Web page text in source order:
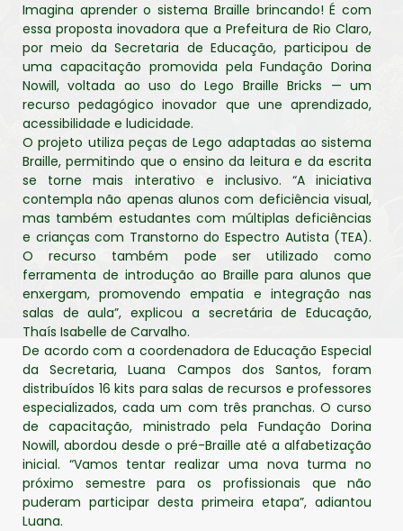
Imagina aprender o sistema Braille brincando! É com
essa proposta inovadora que a Prefeitura de Rio Claro,
por meio da Secretaria de Educação, participou de
uma capacitação promovida pela Fundação Dorina
Nowill, voltada ao uso do Lego Braille Bricks — um
recurso pedagógico inovador que une aprendizado,
acessibilidade e ludicidade.
O projeto utiliza peças de Lego adaptadas ao sistema
Braille, permitindo que o ensino da leitura e da escrita
se torne mais interativo e inclusivo. “A iniciativa
contempla não apenas alunos com deficiência visual,
mas também estudantes com múltiplas deficiências
e crianças com Transtorno do Espectro Autista (TEA).
O recurso também pode ser utilizado como
ferramenta de introdução ao Braille para alunos que
enxergam, promovendo empatia e integração nas
salas de aula”, explicou a secretária de Educação,
Thaís Isabelle de Carvalho.
De acordo com a coordenadora de Educação Especial
da Secretaria, Luana Campos dos Santos, foram
distribuídos 16 kits para salas de recursos e professores
especializados, cada um com três pranchas. O curso
de capacitação, ministrado pela Fundação Dorina
Nowill, abordou desde o pré-Braille até a alfabetização
inicial. “Vamos tentar realizar uma nova turma no
próximo semestre para os profissionais que não
puderam participar desta primeira etapa”, adiantou
Luana.